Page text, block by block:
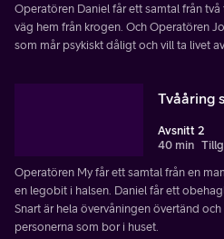
Operatören Daniel får ett samtal från
väg hem från krogen. Och Operatören
som mår psykiskt dåligt och vill ta livet av
Tvååring
Avsnitt 2
40 min
Operatören My får ett samtal från en
en legobit i halsen. Daniel får ett
Snart är hela övervåningen övertänd
personerna som bor i huset.